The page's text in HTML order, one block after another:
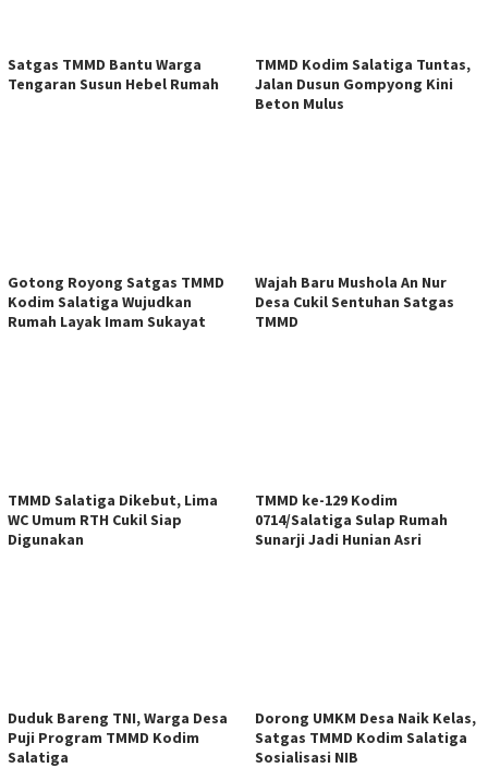
Satgas TMMD Bantu Warga
Tengaran Susun Hebel Rumah
TMMD Kodim Salatiga Tuntas,
Jalan Dusun Gompyong Kini
Beton Mulus
Gotong Royong Satgas TMMD
Kodim Salatiga Wujudkan
Rumah Layak Imam Sukayat
Wajah Baru Mushola An Nur
Desa Cukil Sentuhan Satgas
TMMD
TMMD Salatiga Dikebut, Lima
WC Umum RTH Cukil Siap
Digunakan
TMMD ke-129 Kodim
0714/Salatiga Sulap Rumah
Sunarji Jadi Hunian Asri
Duduk Bareng TNI, Warga Desa
Puji Program TMMD Kodim
Salatiga
Dorong UMKM Desa Naik Kelas,
Satgas TMMD Kodim Salatiga
Sosialisasi NIB